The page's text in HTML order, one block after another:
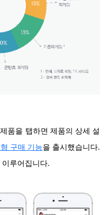
품을 탭하면 제품의 상세 설
구매 기능을 출시했습니다.
루어집니다.